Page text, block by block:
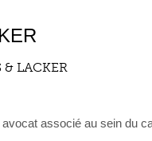
LACKER
associé au sein du